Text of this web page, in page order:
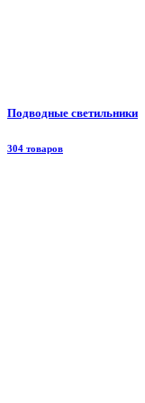
Подводные светильники
304 товаров